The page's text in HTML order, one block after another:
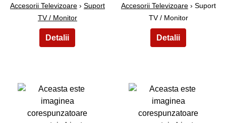
Accesorii Televizoare› Suport
TV / Monitor
Accesorii Televizoare› Suport
TV / Monitor